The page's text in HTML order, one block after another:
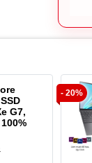
G7,
- 20%